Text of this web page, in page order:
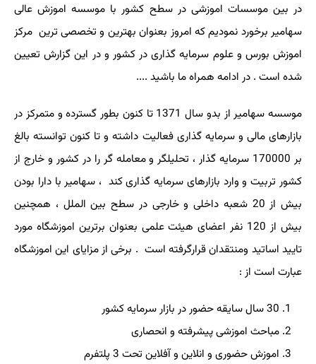
در بین موسسات اموزشی در سطح کشور با موسسه اموزش عالی
سهامیر برخورد نمودیم که امروز بعنوان بهترین و تخصصی ترین مرکز
اموزش بورس و علوم سرمایه گذاری در کشور و در این گزارش تعیین
شده است . در ادامه همراه ما باشید ....
موسسه سهامیر از بدو سال 1371 تا کنون بطور گسترده و متمرکز در
بازارهای مالی و سرمایه گذاری فعالیت داشته و تا کنون توانسته بالغ
بر 170000 سرمایه گذار ، تحلیلگر و معامله گر را در کشور و خارج از
کشور تربیت و وارد بازارهای سرمایه گذاری کند ، سهامیر با دارا بودن
بیش از 20 شعبه داخلی و خارجی در سطح بین الملل ، همچنین
بیش از 120 نفر اعضای هیئت علمی بعنوان برترین اموزشگاه مورد
تایید اساتید ومنتقدان قرارگرفته است . برخی از مزایای این اموزشگاه
عبارت است از :
30 سال سایقه حضور در بازار سرمایه کشور
مباحث اموزشی پیشرفته و انحصاری
اموزش حضوری و انلاین و آفلاین تحت 3 پلتفرم